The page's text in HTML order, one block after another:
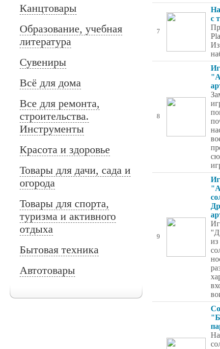
Канцтовары
Образование, учебная
литература
Сувениры
Всё для дома
Все для ремонта,
строительства.
Инструменты
Красота и здоровье
Товары для дачи, сада и
огорода
Товары для спорта,
туризма и активного
отдыха
Бытовая техника
Автотовары
7
с
8
9